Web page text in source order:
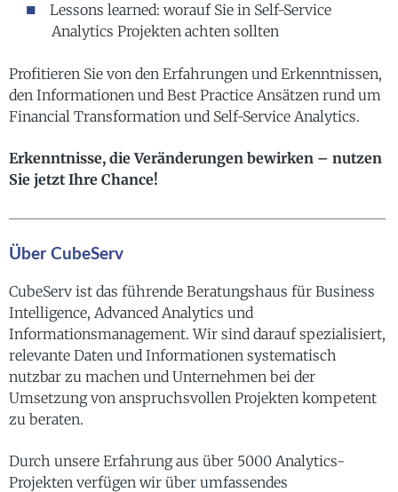
Lessons learned: worauf Sie in Self-Service
Analytics Projekten achten sollten
Profitieren Sie von den Erfahrungen und Erkenntnissen,
den Informationen und Best Practice Ansätzen rund um
Financial Transformation und Self-Service Analytics.
Erkenntnisse, die Veränderungen bewirken – nutzen
Sie jetzt Ihre Chance!
Über CubeServ
CubeServ ist das führende Beratungshaus für Business
Intelligence, Advanced Analytics und
Informationsmanagement. Wir sind darauf spezialisiert,
relevante Daten und Informationen systematisch
nutzbar zu machen und Unternehmen bei der
Umsetzung von anspruchsvollen Projekten kompetent
zu beraten.
Durch unsere Erfahrung aus über 5000 Analytics-
Projekten verfügen wir über umfassendes